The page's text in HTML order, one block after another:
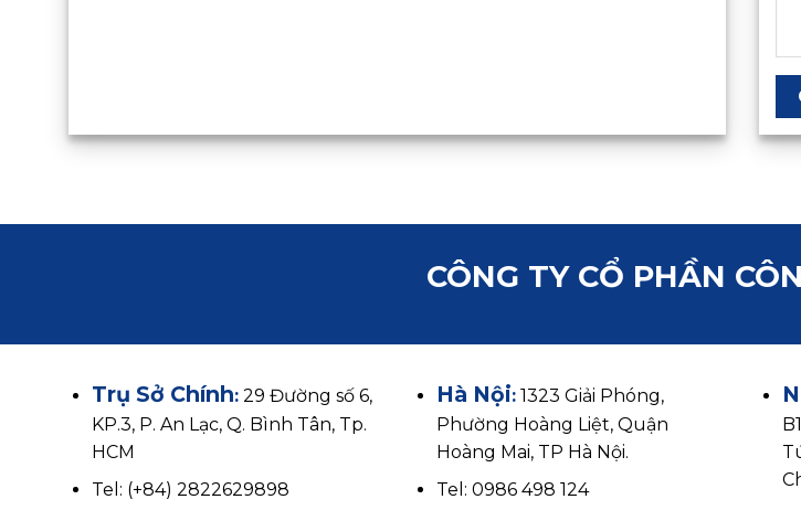
CÔNG TY CỔ PHẦN
Trụ Sở Chính:29 Đường số 6,
KP.3, P. An Lạc, Q. Bình Tân, Tp.
HCM
Tel: (+84) 2822629898
Hà Nội: 1323 Giải Phóng,
Phường Hoàng Liệt, Quận
Hoàng Mai, TP Hà Nội.
Tel: 0986 498 124